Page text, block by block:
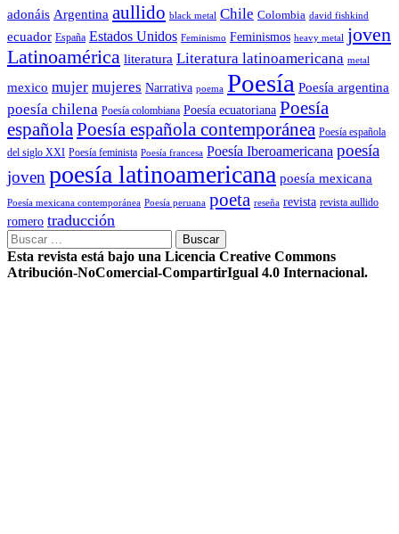
adonáis Argentina aullido black metal Chile Colombia david fishkind
ecuador España Estados Unidos Feminismo Feminismos heavy metal joven
Latinoamérica literatura Literatura latinoamericana metal
mexico mujer mujeres Narrativa poema Poesía Poesía argentina
poesía chilena Poesía colombiana Poesía ecuatoriana Poesía
española Poesía española contemporánea Poesía española
del siglo XXI Poesía feminista Poesía francesa Poesía Iberoamericana poesía
joven poesía latinoamericana poesía mexicana
Poesía mexicana contemporánea Poesía peruana poeta reseña revista revista aullido
romero traducción
Buscar:
Esta revista está bajo una Licencia Creative Commons
Atribución-NoComercial-CompartirIgual 4.0 Internacional.